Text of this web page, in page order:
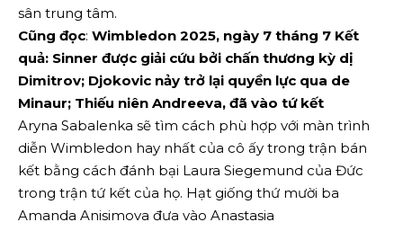
sân trung tâm.
Cũng đọc: Wimbledon 2025, ngày 7 tháng 7 Kết
quả: Sinner được giải cứu bởi chấn thương kỳ dị
Dimitrov; Djokovic nảy trở lại quyền lực qua de
Minaur; Thiếu niên Andreeva, đã vào tứ kết
Aryna Sabalenka sẽ tìm cách phù hợp với màn trình
diễn Wimbledon hay nhất của cô ấy trong trận bán
kết bằng cách đánh bại Laura Siegemund của Đức
trong trận tứ kết của họ. Hạt giống thứ mười ba
Amanda Anisimova đưa vào Anastasia